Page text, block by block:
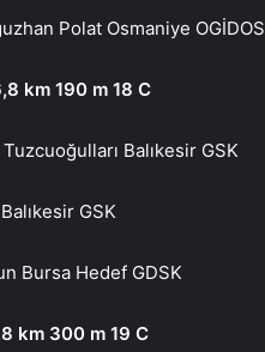
Polat Osmaniye OGİDOS
km 190 m 18 C
Tuzcuoğulları Balıkesir GSK
GSK
Bursa Hedef GDSK
km 300 m 19 C